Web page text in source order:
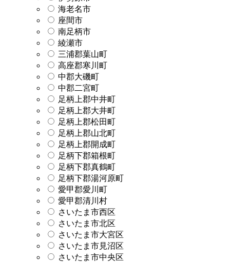
海老名市
座間市
南足柄市
綾瀬市
三浦郡葉山町
高座郡寒川町
中郡大磯町
中郡二宮町
足柄上郡中井町
足柄上郡大井町
足柄上郡松田町
足柄上郡山北町
足柄上郡開成町
足柄下郡箱根町
足柄下郡真鶴町
足柄下郡湯河原町
愛甲郡愛川町
愛甲郡清川村
さいたま市西区
さいたま市北区
さいたま市大宮区
さいたま市見沼区
さいたま市中央区